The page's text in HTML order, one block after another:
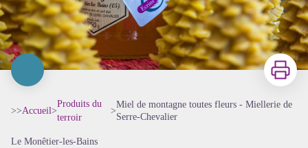
Imprimer
>>Accueil>
Produits du
terroir
>
Miel de montagne toutes fleurs - Miellerie de
Serre-Chevalier
Le Monêtier-les-Bains